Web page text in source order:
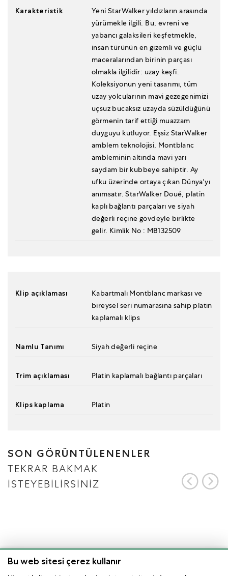
Karakteristik
Yeni StarWalker yıldızların arasında
yürümekle ilgili. Bu, evreni ve
yabancı galaksileri keşfetmekle,
insan türünün en gizemli ve güçlü
maceralarından birinin parçası
olmakla ilgilidir: uzay keşfi.
Koleksiyonun yeni tasarımı, tüm
uzay yolcularının mavi gezegenimizi
uçsuz bucaksız uzayda süzüldüğünü
görmenin tarif ettiği muazzam
duyguyu kutluyor. Eşsiz StarWalker
amblem teknolojisi, Montblanc
ambleminin altında mavi yarı
saydam bir kubbeye sahiptir. Ay
ufku üzerinde ortaya çıkan Dünya'yı
anımsatır. StarWalker Doué, platin
kaplı bağlantı parçaları ve siyah
değerli reçine gövdeyle birlikte
gelir. Kimlik No : MB132509
Klip açıklaması
Kabartmalı Montblanc markası ve
bireysel seri numarasına sahip platin
kaplamalı klips
Namlu Tanımı Siyah değerli reçine
Trim açıklaması Platin kaplamalı bağlantı parçaları
Klips kaplama Platin
SON GÖRÜNTÜLENENLER
TEKRAR BAKMAK
İSTEYEBİLİRSİNİZ
Bu web sitesi çerez kullanır